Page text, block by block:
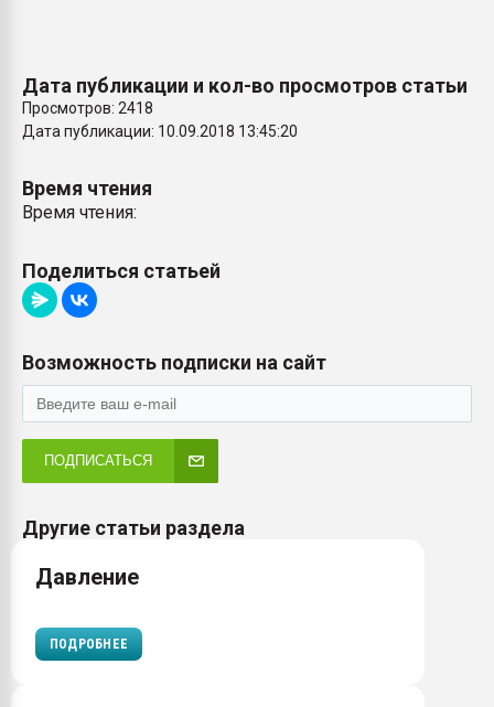
Дата публикации и кол-во просмотров статьи
Просмотров: 2418
Дата публикации: 10.09.2018 13:45:20
Время чтения
Время чтения:
Поделиться статьей
Возможность подписки на сайт
ПОДПИСАТЬСЯ
Другие статьи раздела
Давление
ПОДРОБНЕЕ